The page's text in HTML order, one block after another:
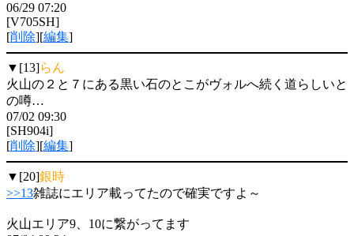
06/29 07:20
[V705SH]
[削除][編集]
▼[13]らん
火山の２と７にある黒い石のとこがヴォルへ続く道らしいと
の噂…
07/02 09:30
[SH904i]
[削除][編集]
▼[20]銀時
>>13雑誌にエリア載ってたので確実ですよ～
火山エリア9、10に繋がってます